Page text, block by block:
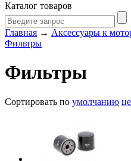
Каталог товаров
Главная → Аксессуары к
Фильтры
Фильтры
Сортировать по умолчанию